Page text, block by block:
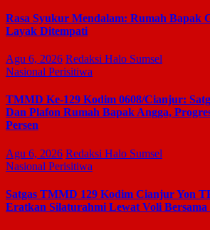
Rasa Syukur Mendalam: Rumah Bapak
Layak Ditempati
Agu 6, 2026 Redaksi Halo Sumsel
Nasional Perisitiwa
TMMD Ke-129 Kodim 0608/Cianjur:
Dan Plafon Rumah Bapak Angga,
Persen
Agu 6, 2026 Redaksi Halo Sumsel
Nasional Perisitiwa
Satgas TMMD 129 Kodim Cianjur Yon
Eratkan Silaturahmi Lewat Voli Bersama